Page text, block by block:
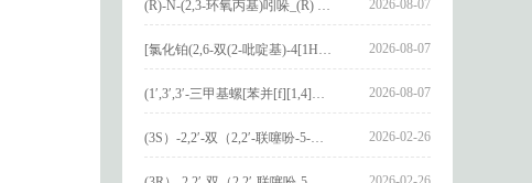
2026-08-07
2026-08-07
2026-08-07
2026-02-26